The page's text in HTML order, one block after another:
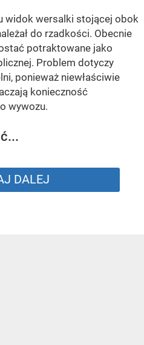
widok wersalki stojącej obok
do rzadkości. Obecnie
potraktowane jako
Problem dotyczy
ponieważ niewłaściwie
konieczność
wywozu.
DALEJ